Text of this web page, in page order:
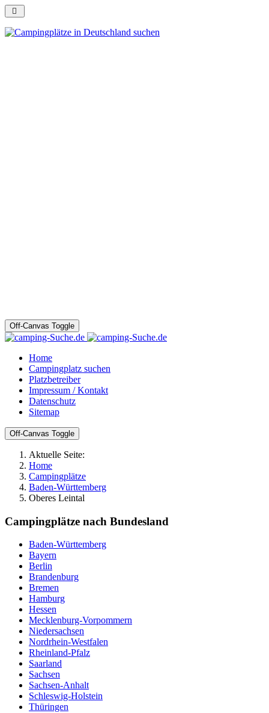
Off-Canvas Toggle
Home
Campingplatz suchen
Platzbetreiber
Impressum / Kontakt
Datenschutz
Sitemap
Off-Canvas Toggle
Aktuelle Seite:
Home
Campingplätze
Baden-Württemberg
Oberes Leintal
Campingplätze nach Bundesland
Baden-Württemberg
Bayern
Berlin
Brandenburg
Bremen
Hamburg
Hessen
Mecklenburg-Vorpommern
Niedersachsen
Nordrhein-Westfalen
Rheinland-Pfalz
Saarland
Sachsen
Sachsen-Anhalt
Schleswig-Holstein
Thüringen